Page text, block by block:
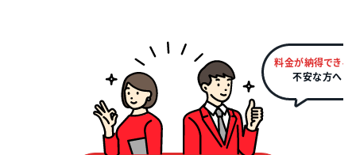
料金が納得できる
不安な方へ